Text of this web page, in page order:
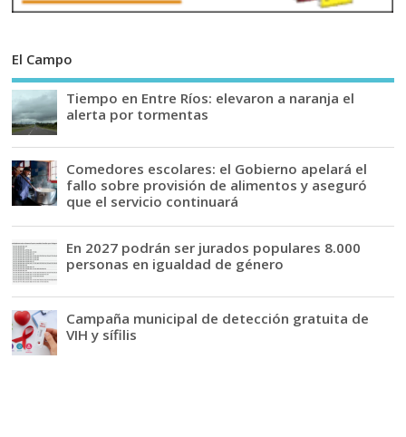
El Campo
Tiempo en Entre Ríos: elevaron a naranja el
alerta por tormentas
Comedores escolares: el Gobierno apelará el
fallo sobre provisión de alimentos y aseguró
que el servicio continuará
En 2027 podrán ser jurados populares 8.000
personas en igualdad de género
Campaña municipal de detección gratuita de
VIH y sífilis